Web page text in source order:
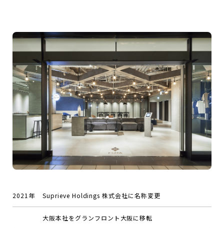
2021年 Suprieve Holdings 株式会社に名称変更
大阪本社をグランフロント大阪に移転